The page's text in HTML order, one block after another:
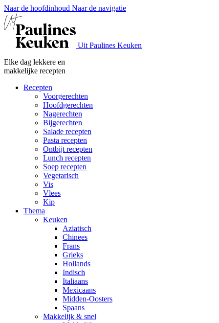
Naar de hoofdinhoud Naar de navigatie
Uit Paulines Keuken
Elke dag lekkere en
makkelijke recepten
Recepten
Voorgerechten
Hoofdgerechten
Nagerechten
Bijgerechten
Salade recepten
Pasta recepten
Ontbijt recepten
Lunch recepten
Soep recepten
Vegetarisch
Vis
Vlees
Kip
Thema
Keuken
Aziatisch
Chinees
Frans
Grieks
Hollands
Indisch
Italiaans
Mexicaans
Midden-Oosters
Spaans
Makkelijk & snel